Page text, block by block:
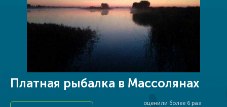
Платная рыбалка в Массолянах
оценили более 6 раз